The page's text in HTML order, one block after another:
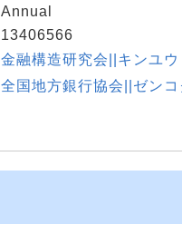
Annual
13406566
金融構造研究会||キンユ
全国地方銀行協会||ゼン